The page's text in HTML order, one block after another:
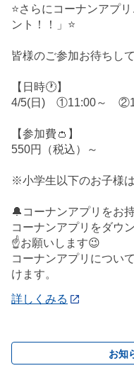
⭐さらにコーナンアプ
ント！！」⭐
皆様のご参加お待ちし
【日時🕐】
4/5(日) ①11:00～
【参加費👛】
550円（税込）～
※小学生以下のお子様
🔔コーナンアプリをお
コーナンアプリをダウ
☝️お願いします😉
コーナンアプリについ
けます。
詳しくみる
お知